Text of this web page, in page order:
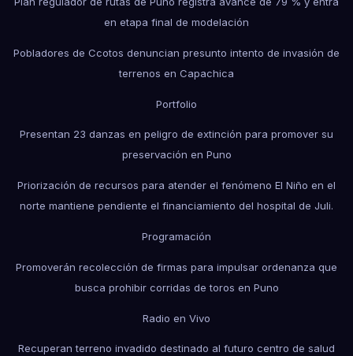
en etapa final de modelación
Pobladores de Ccotos denuncian presunto intento de invasión de
terrenos en Capachica
Portfolio
Presentan 23 danzas en peligro de extinción para promover su
preservación en Puno
Priorización de recursos para atender el fenómeno El Niño en el
norte mantiene pendiente el financiamiento del hospital de Juli.
Programación
Promoverán recolección de firmas para impulsar ordenanza que
busca prohibir corridas de toros en Puno
Radio en Vivo
Recuperan terreno invadido destinado al futuro centro de salud